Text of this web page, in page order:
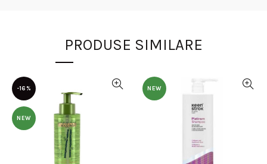
PRODUSE SIMILARE
-16%
NEW
NEW